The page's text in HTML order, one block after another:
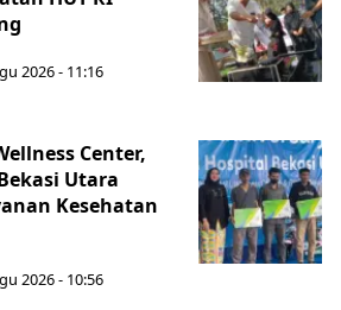
2026 - 11:16
Center,
Utara
Kesehatan
2026 - 10:56